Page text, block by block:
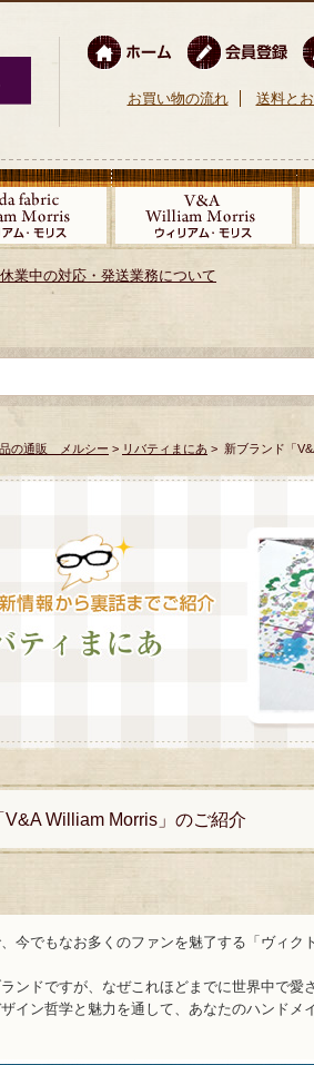
お買い物の流れ 送料と
業中の対応・発送業務について
の通販 メルシー > リバティまにあ > 新ブランド「
V&A William Morris」のご紹介
今でもなお多くのファンを魅了する「ヴィク
ンドですが、なぜこれほどまでに世界中で
イン哲学と魅力を通して、あなたのハンド